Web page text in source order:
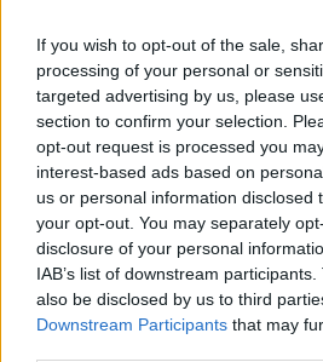
If you wish to opt-out of the sale,
processing of your personal or
targeted advertising by us, please
section to confirm your selection.
opt-out request is processed you
interest-based ads based on
us or personal information disclosed
your opt-out. You may separately
disclosure of your personal
IAB’s list of downstream
also be disclosed by us to third
Downstream Participants that may